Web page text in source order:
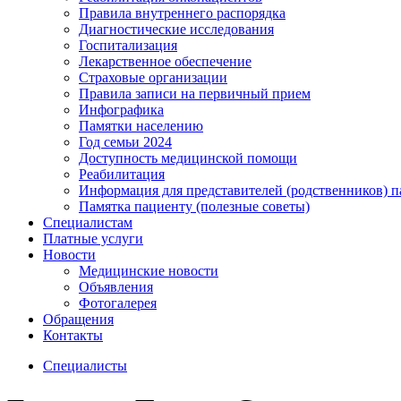
Правила внутреннего распорядка
Диагностические исследования
Госпитализация
Лекарственное обеспечение
Страховые организации
Правила записи на первичный прием
Инфографика
Памятки населению
Год семьи 2024
Доступность медицинской помощи
Реабилитация
Информация для представителей (родственников)
Памятка пациенту (полезные советы)
Специалистам
Платные услуги
Новости
Медицинские новости
Объявления
Фотогалерея
Обращения
Контакты
Специалисты